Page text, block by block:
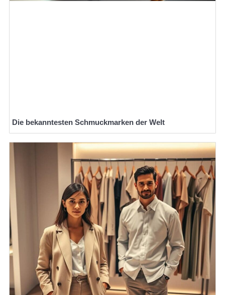
Die bekanntesten Schmuckmarken der Welt